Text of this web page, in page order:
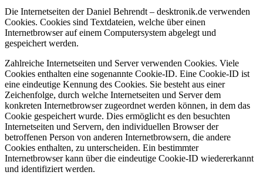
Die Internetseiten der Daniel Behrendt – desktronik.de verwenden
Cookies. Cookies sind Textdateien, welche über einen
Internetbrowser auf einem Computersystem abgelegt und
gespeichert werden.
Zahlreiche Internetseiten und Server verwenden Cookies. Viele
Cookies enthalten eine sogenannte Cookie-ID. Eine Cookie-ID ist
eine eindeutige Kennung des Cookies. Sie besteht aus einer
Zeichenfolge, durch welche Internetseiten und Server dem
konkreten Internetbrowser zugeordnet werden können, in dem das
Cookie gespeichert wurde. Dies ermöglicht es den besuchten
Internetseiten und Servern, den individuellen Browser der
betroffenen Person von anderen Internetbrowsern, die andere
Cookies enthalten, zu unterscheiden. Ein bestimmter
Internetbrowser kann über die eindeutige Cookie-ID wiedererkannt
und identifiziert werden.